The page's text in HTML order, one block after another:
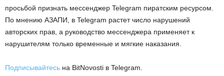
просьбой признать мессенджер Telegram пиратским ресурсом.
По мнению АЗАПИ, в Telegram растет число нарушений
авторских прав, а руководство мессенджера применяет к
нарушителям только временные и мягкие наказания.
Подписывайтесь на BitNovosti в Telegram.